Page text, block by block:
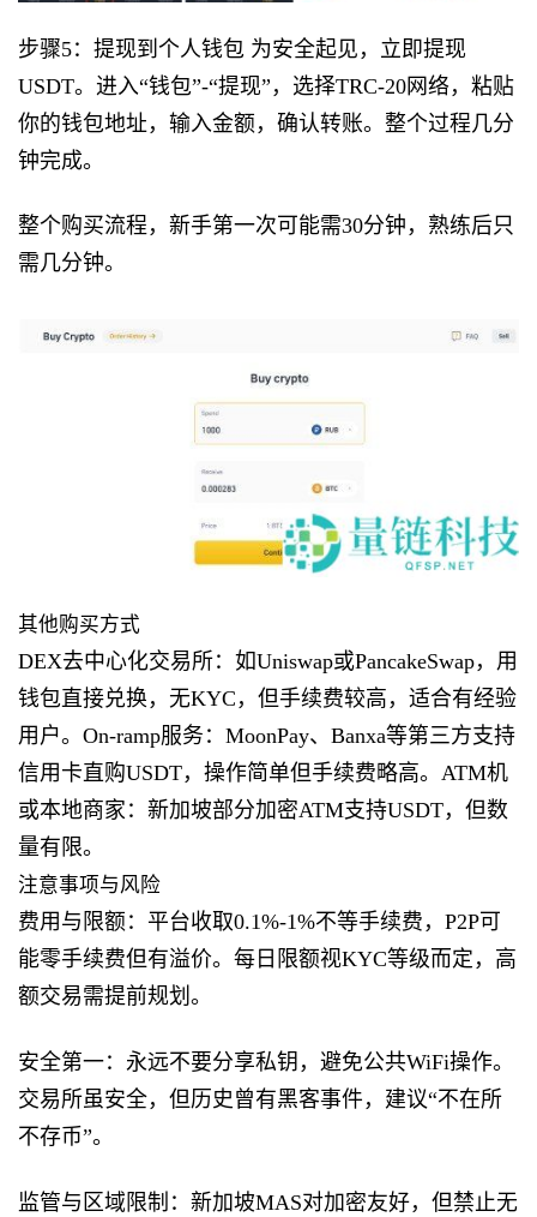
步骤5：提现到个人钱包 为安全起见，立即提现
USDT。进入“钱包”-“提现”，选择TRC-20网络，粘贴
你的钱包地址，输入金额，确认转账。整个过程几分
钟完成。
整个购买流程，新手第一次可能需30分钟，熟练后只
需几分钟。
其他购买方式
DEX去中心化交易所：如Uniswap或PancakeSwap，用
钱包直接兑换，无KYC，但手续费较高，适合有经验
用户。On-ramp服务：MoonPay、Banxa等第三方支持
信用卡直购USDT，操作简单但手续费略高。ATM机
或本地商家：新加坡部分加密ATM支持USDT，但数
量有限。
注意事项与风险
费用与限额：平台收取0.1%-1%不等手续费，P2P可
能零手续费但有溢价。每日限额视KYC等级而定，高
额交易需提前规划。
安全第一：永远不要分享私钥，避免公共WiFi操作。
交易所虽安全，但历史曾有黑客事件，建议“不在所
不存币”。
监管与区域限制：新加坡MAS对加密友好，但禁止无